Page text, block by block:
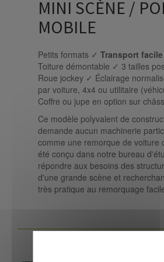
MINI SCÈNE /
MOBILE
Petits formats ✓ Transport
Toiture démontable ✓ 3 tailles
Roue jockey ✓ Éclairage
par voiture, 4x4 ou utilitaire
Coffre ou jupe en option sur
Ce modèle polyvalent de
demande aucun machinerie
comme une remorque de voiture
été conçu dans notre bureau
répondre aux besoins des
d'une grande scène et
très pratique au remorquage